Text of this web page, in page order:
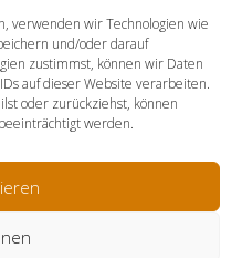
verwenden wir Technologien wie
und/oder darauf
zustimmst, können wir Daten
auf dieser Website verarbeiten.
oder zurückziehst, können
werden.
bis 31. März
FR
Uhr
Uhr